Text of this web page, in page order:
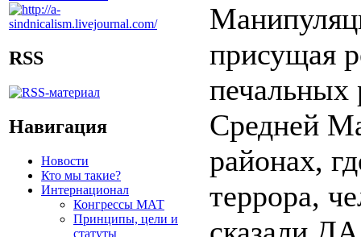
RSS
Навигация
Новости
Кто мы такие?
Интернационал
Конгрессы МАТ
Принципы, цели и
статуты
присущая
печальных
Средней
районах,
террора,